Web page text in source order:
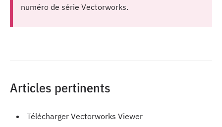
numéro de série Vectorworks.
Articles pertinents
Télécharger Vectorworks Viewer